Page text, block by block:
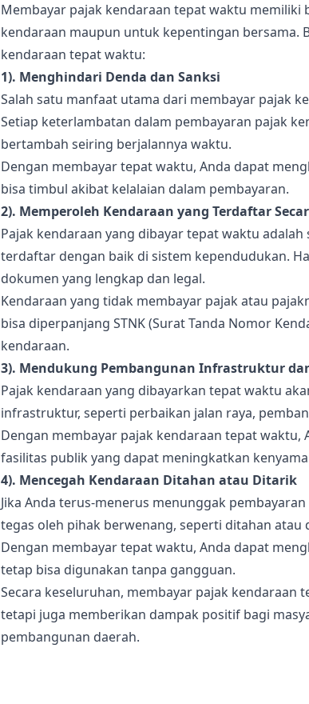
Membayar pajak kendaraan tepat waktu
kendaraan maupun untuk kepentingan bersama.
kendaraan tepat waktu:
1). Menghindari Denda dan Sanksi
Salah satu manfaat utama dari membayar pajak
Setiap keterlambatan dalam pembayaran pajak
bertambah seiring berjalannya waktu.
Dengan membayar tepat waktu, Anda dapat
bisa timbul akibat kelalaian dalam pembayaran.
2). Memperoleh Kendaraan yang Terdaftar
Pajak kendaraan yang dibayar tepat waktu
terdaftar dengan baik di sistem kependudukan.
dokumen yang lengkap dan legal.
Kendaraan yang tidak membayar pajak atau
bisa diperpanjang STNK (Surat Tanda Nomor
kendaraan.
3). Mendukung Pembangunan Infrastruktur
Pajak kendaraan yang dibayarkan tepat waktu
infrastruktur, seperti perbaikan jalan raya,
Dengan membayar pajak kendaraan tepat
fasilitas publik yang dapat meningkatkan
4). Mencegah Kendaraan Ditahan atau Ditarik
Jika Anda terus-menerus menunggak
tegas oleh pihak berwenang, seperti ditahan atau
Dengan membayar tepat waktu, Anda dapat
tetap bisa digunakan tanpa gangguan.
Secara keseluruhan, membayar pajak
tetapi juga memberikan dampak positif bagi
pembangunan daerah.